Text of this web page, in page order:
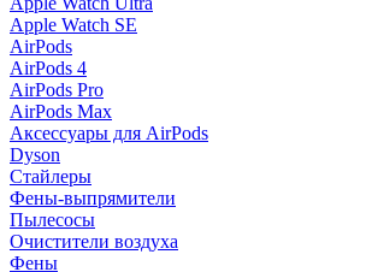
Apple Watch SE
AirPods
AirPods 4
AirPods Pro
AirPods Max
Аксессуары для AirPods
Dyson
Стайлеры
Фены-выпрямители
Пылесосы
Очистители воздуха
Фены